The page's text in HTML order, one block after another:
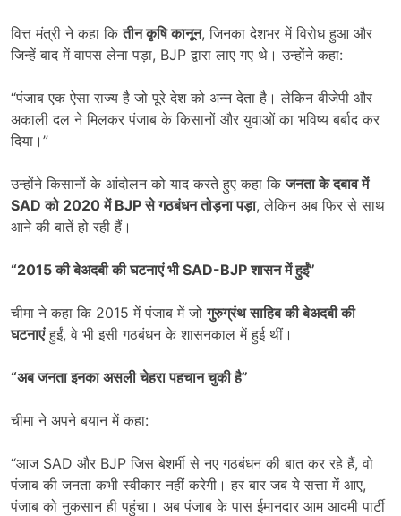
वित्त मंत्री ने कहा कितीन कृषि कानून, जिनका देशभर में विरोध हुआ और
जिन्हें बाद में वापस लेना पड़ा, BJP द्वारा लाए गए थे। उन्होंने कहा:
“पंजाब एक ऐसा राज्य है जो पूरे देश को अन्न देता है। लेकिन बीजेपी और
अकाली दल ने मिलकर पंजाब के किसानों और युवाओं का भविष्य बर्बाद कर
दिया।”
उन्होंने किसानों के आंदोलन को याद करते हुए कहा किजनता के दबाव में
SADको 2020में BJPसे गठबंधन तोड़ना पड़ा, लेकिन अब फिर से साथ
आने की बातें हो रही हैं।
“2015की बेअदबी की घटनाएं भीSAD-BJPशासन में हुईं”
चीमा ने कहा कि 2015 में पंजाब में जोगुरुग्रंथ साहिब की बेअदबी की
घटनाएंहुईं, वे भी इसी गठबंधन के शासनकाल में हुई थीं।
“अब जनता इनका असली चेहरा पहचान चुकी है”
चीमा ने अपने बयान में कहा:
“आज SAD और BJP जिस बेशर्मी से नए गठबंधन की बात कर रहे हैं, वो
पंजाब की जनता कभी स्वीकार नहीं करेगी। हर बार जब ये सत्ता में आए,
पंजाब को नुकसान ही पहुंचा। अब पंजाब के पास ईमानदार आम आदमी पार्टी